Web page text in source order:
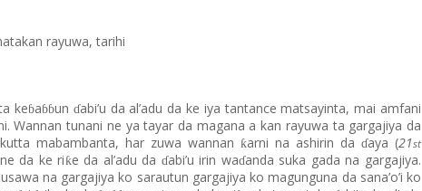
rayuwa, tarihi
keɓaɓɓun ɗabi’u da al’adu da ke iya tantance matsayinta, mai amfani
Wannan tunani ne ya tayar da magana a kan rayuwa ta gargajiya da
mabambanta, har zuwa wannan ƙarni na ashirin da ɗaya (21st
da ke riƙe da al’adu da ɗabi’u irin waɗanda suka gada na gargajiya.
na gargajiya ko sarautun gargajiya ko magunguna da sana’o’i ko